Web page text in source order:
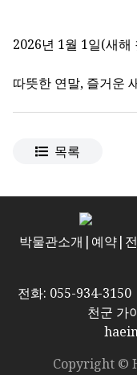
2026년 1월 1일(새해
따뜻한 연말, 즐거운
목록
박물관소개 | 예약|
전화: 055-934-
천군 가
Copyright ©